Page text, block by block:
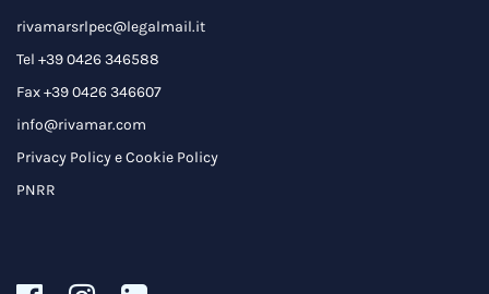
rivamarsrlpec@legalmail.it
Tel +39 0426 346588
Fax +39 0426 346607
info@rivamar.com
Privacy PolicyeCookie Policy
PNRR